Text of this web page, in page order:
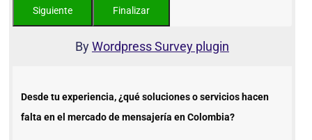
ByWordpress Survey plugin
Desde tu experiencia, ¿qué soluciones o servicios hacen
falta en el mercado de mensajería en Colombia?